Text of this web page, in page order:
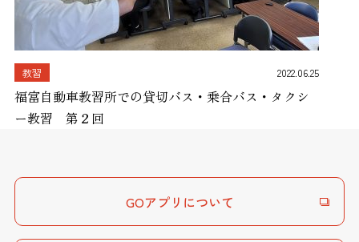
教習 2022.06.25
福富自動車教習所での貸切バス・乗合バス・タクシ
ー教習 第２回
GOアプリについて